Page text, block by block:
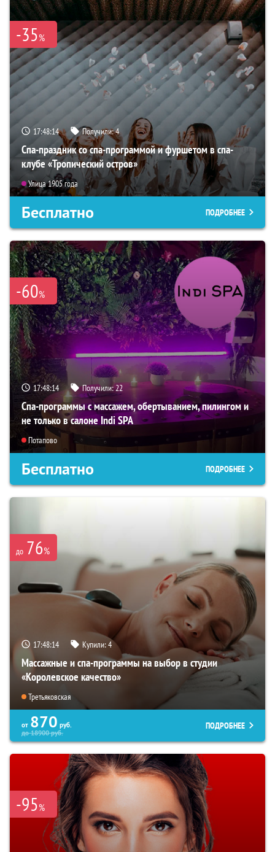
-35%
17:48:13 Получили:4
Спа-праздник со спа-программой и фуршетом в спа-
клубе «Тропический остров»
Улица 1905 года
Бесплатно ПОДРОБНЕЕ
-60%
17:48:13 Получили:22
Спа-программы с массажем, обертыванием, пилингом и
не только в салоне Indi SPA
Потапово
Бесплатно ПОДРОБНЕЕ
до 76%
17:48:13 Купили:4
Массажные и спа-программы на выбор в студии
«Королевское качество»
Третьяковская
от 870 руб.
до18900руб.
ПОДРОБНЕЕ
-95%